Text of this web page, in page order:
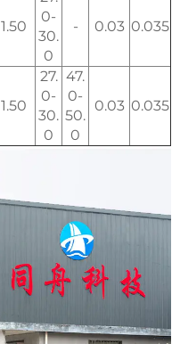
1.50
0-
30.
0
- 0.03 0.035
1.50
27.
0-
30.
0
47.
0-
50.
0
0.03 0.035